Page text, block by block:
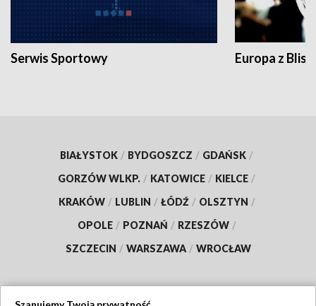
Serwis Sportowy Europa z
BIAŁYSTOK / BYDGOSZCZ / GDAŃSK /
GORZÓW WLKP. / KATOWICE / KIELCE /
KRAKÓW / LUBLIN / ŁÓDŹ / OLSZTYN /
OPOLE / POZNAŃ / RZESZÓW /
SZCZECIN / WARSZAWA / WROCŁAW